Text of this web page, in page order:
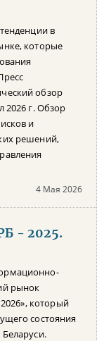
в
которые
обзор
2026 г. Обзор
и
решений,
4 Мая 2026
- 2025.
рынок
который
состояния